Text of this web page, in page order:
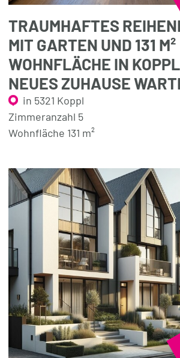
TRAUMHAFTES
MIT GARTEN UND 131 M²
WOHNFLÄCHE IN
NEUES ZUHAUSE
in 5321 Koppl
Zimmeranzahl 5
Wohnfläche 131 m²